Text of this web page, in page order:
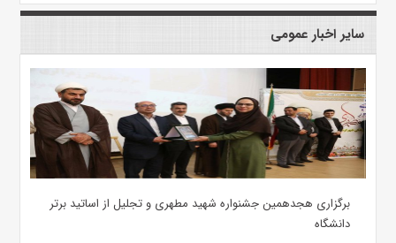
سایر اخبار عمومی
برگزاری هجدهمین جشنواره شهید مطهری و تجلیل از اساتید برتر
دانشگاه